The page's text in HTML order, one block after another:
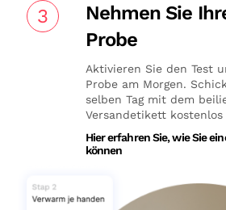
3
Nehmen Sie
Probe
Aktivieren Sie den Test
Probe am Morgen.
selben Tag mit dem
Versandetikett kostenlos
Hier erfahren Sie, wie Sie
können